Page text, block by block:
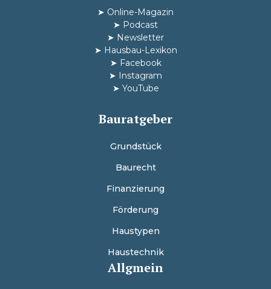
➤ Online-Magazin
➤ Podcast
➤ Newsletter
➤ Hausbau-Lexikon
➤ Facebook
➤ Instagram
➤ YouTube
Bauratgeber
Grundstück
Baurecht
Finanzierung
Förderung
Haustypen
Haustechnik
Allgmein